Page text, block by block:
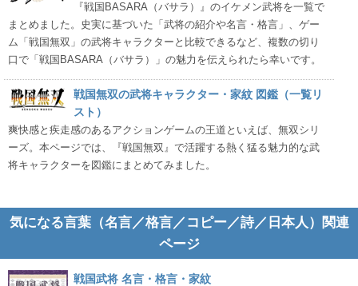
『戦国BASARA（バサラ）』のイケメン武将を一覧で
まとめました。史実に基づいた「武将の紹介や名言・格言」、ゲー
ム「戦国無双」の武将キャラクターと比較できるなど、複数の切り
口で「戦国BASARA（バサラ）」の魅力を伝えられたら幸いです。
戦国無双の武将キャラクター・家紋 図鑑（一覧リ
スト）
爽快感と疾走感のあるアクションゲームの王道といえば、無双シリ
ーズ。本ページでは、『戦国無双』で活躍する熱く猛る魅力的な武
将キャラクターを図鑑にまとめてみました。
気になる言葉（名言／格言／コピー／詩／日本人）関連
ページ
戦国武将 名言・格言・家紋